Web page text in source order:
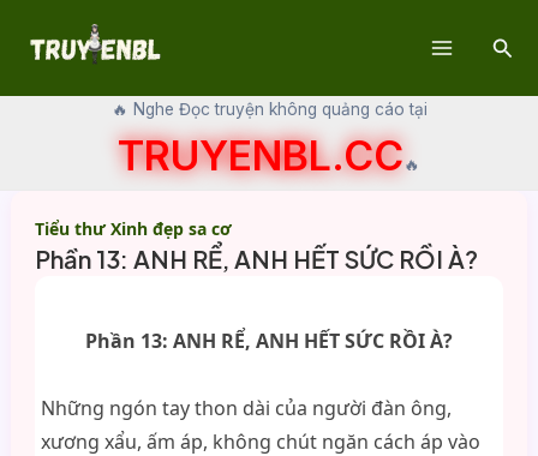
🔥 Nghe Đọc truyện không quảng cáo tại
TRUYENBL.CC🔥
Tiểu thư Xinh đẹp sa cơ
Phần 13: ANH RỂ, ANH HẾT SỨC RỒI À?
Phần 13: ANH RỂ, ANH HẾT SỨC RỒI À?
Những ngón tay thon dài của người đàn ông,
xương xẩu, ấm áp, không chút ngăn cách áp vào